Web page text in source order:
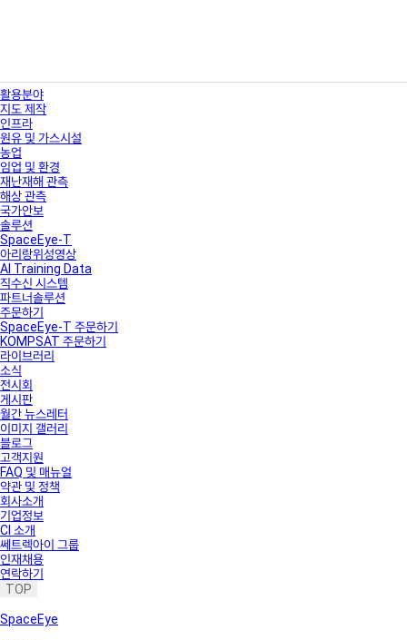
활용분야
지도 제작
인프라
원유 및 가스시설
농업
임업 및 환경
재난재해 관측
해상 관측
국가안보
솔루션
SpaceEye-T
아리랑위성영상
AI Training Data
직수신 시스템
파트너솔루션
주문하기
SpaceEye-T 주문하기
KOMPSAT 주문하기
라이브러리
소식
전시회
게시판
월간 뉴스레터
이미지 갤러리
블로그
고객지원
FAQ 및 매뉴얼
약관 및 정책
회사소개
기업정보
CI 소개
쎄트렉아이 그룹
인재채용
연락하기
TOP
SpaceEye